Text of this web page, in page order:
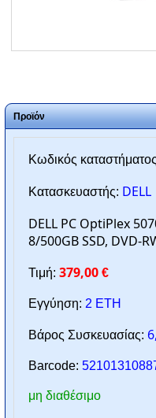
Προϊόν
Κωδικός
Κατασκευαστής: DELL
DELL PC OptiPlex
8/500GB SSD, DVD-
Τιμή: 379,00 €
Εγγύηση: 2 ΕΤΗ
Βάρος Συσκευασίας:
Barcode:
μη διαθέσιμο